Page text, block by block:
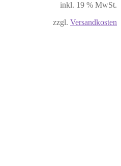
inkl. 19 % MwSt.
zzgl. Versandkosten